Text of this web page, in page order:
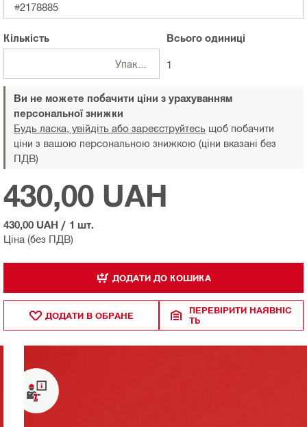
#2178885
Кількість
Упаковки
Всьогоодиниці
1
Ви не можете побачити ціни з урахуванням
персональної знижки
Будь ласка, увійдіть або зареєструйтесь щоб побачити
ціни з вашою персональною знижкою (ціни вказані без
ПДВ)
Ціна (без ПДВ)
430,00 UAH
430,00 UAH / 1 шт.
ДОДАТИ ДО КОШИКА
ДОДАТИ В ОБРАНЕ
ПЕРЕВІРИТИ НАЯВНІС
ТЬ